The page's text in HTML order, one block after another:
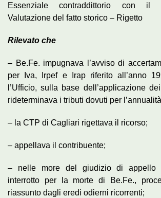
Essenziale contraddittorio con il
Valutazione del fatto storico – Rigetto
Rilevato che
– Be.Fe. impugnava l’avviso di
per Iva, Irpef e Irap riferito all’anno
l’Ufficio, sulla base dell’applicazione dei
rideterminava i tributi dovuti per
– la CTP di Cagliari rigettava il ricorso;
– appellava il contribuente;
– nelle more del giudizio di appello
interrotto per la morte di Be.Fe.,
riassunto dagli eredi odierni ricorrenti;